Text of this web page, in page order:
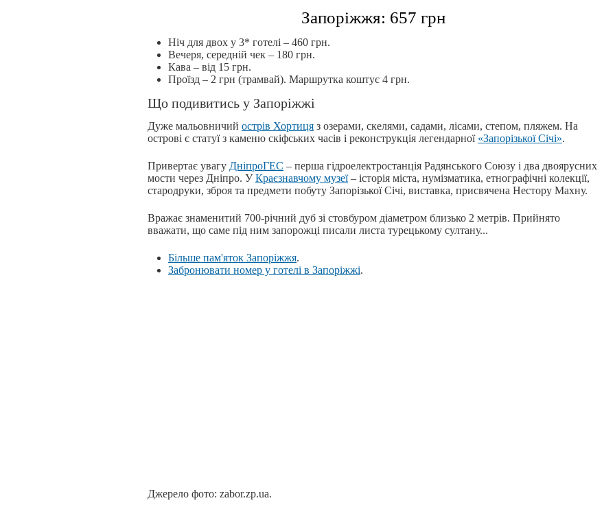
Запоріжжя: 657 грн
Ніч для двох у 3* готелі – 460 грн.
Вечеря, середній чек – 180 грн.
Кава – від 15 грн.
Проїзд – 2 грн (трамвай). Маршрутка коштує 4 грн.
Що подивитись у Запоріжжі
Дуже мальовничий острів Хортиця з озерами, скелями, садами, лісами, степом, пляжем. На
острові є статуї з каменю скіфських часів і реконструкція легендарної «Запорізької Січі».
Привертає увагу ДніпроГЕС – перша гідроелектростанція Радянського Союзу і два двоярусних
мости через Дніпро. УКраєзнавчому музеї– історія міста, нумізматика, етнографічні колекції,
стародруки, зброя та предмети побуту Запорізької Січі, виставка, присвячена Нестору Махну.
Вражає знаменитий 700-річний дуб зі стовбуром діаметром близько 2 метрів. Прийнято
вважати, що саме під ним запорожці писали листа турецькому султану...
Більше пам'яток Запоріжжя.
Забронювати номер у готелі в Запоріжжі.
Джерело фото: zabor.zp.ua.